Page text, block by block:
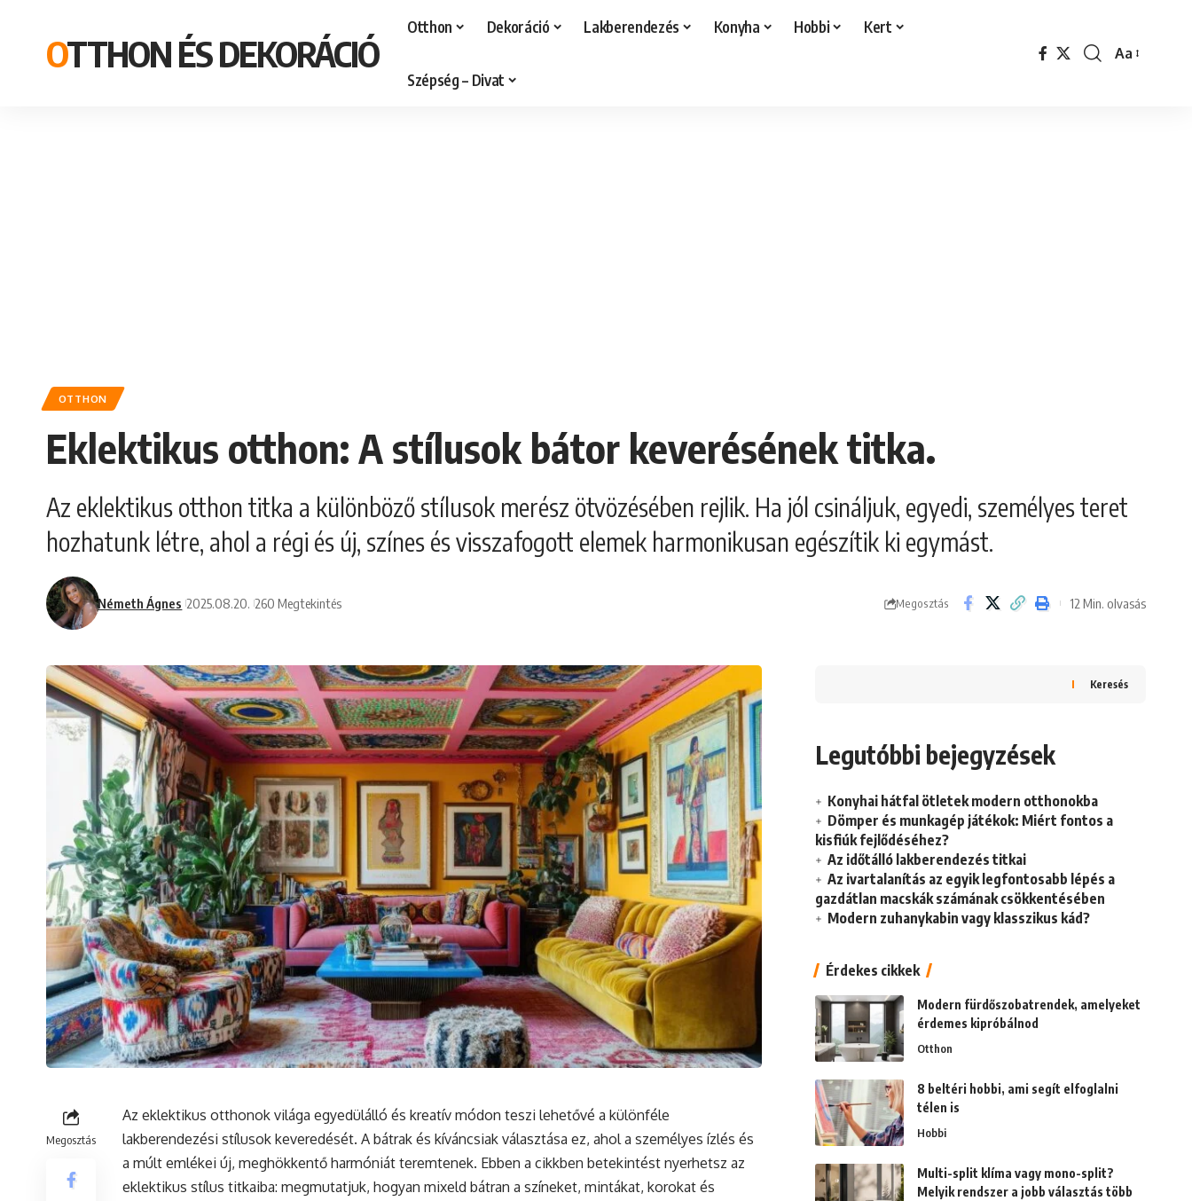
OTTHON ÉS DEKORÁCIÓ
Otthon Dekoráció Lakberendezés Konyha Hobbi Kert
Szépség – Divat
Font
Aa
OTTHON
Eklektikus otthon: A stílusok bátor keverésének titka.
Az eklektikus otthon titka a különböző stílusok merész ötvözésében rejlik. Ha jól csináljuk, egyedi, személyes teret
hozhatunk létre, ahol a régi és új, színes és visszafogott elemek harmonikusan egészítik ki egymást.
Németh Ágnes 2025.08.20. 260 Megtekintés Megosztás 12 Min. olvasás
Megosztás
Az eklektikus otthonok világa egyedülálló és kreatív módon teszi lehetővé a különféle
lakberendezési stílusok keveredését. A bátrak és kíváncsiak választása ez, ahol a személyes ízlés és
a múlt emlékei új, meghökkentő harmóniát teremtenek. Ebben a cikkben betekintést nyerhetsz az
eklektikus stílus titkaiba: megmutatjuk, hogyan mixeld bátran a színeket, mintákat, korokat és
Keresés
Legutóbbi bejegyzések
Konyhai hátfal ötletek modern otthonokba
Dömper és munkagép játékok: Miért fontos a
kisfiúk fejlődéséhez?
Az időtálló lakberendezés titkai
Az ivartalanítás az egyik legfontosabb lépés a
gazdátlan macskák számának csökkentésében
Modern zuhanykabin vagy klasszikus kád?
Érdekes cikkek
Modern fürdőszobatrendek, amelyeket
érdemes kipróbálnod
Otthon
8 beltéri hobbi, ami segít elfoglalni
télen is
Hobbi
Multi-split klíma vagy mono-split?
Melyik rendszer a jobb választás több